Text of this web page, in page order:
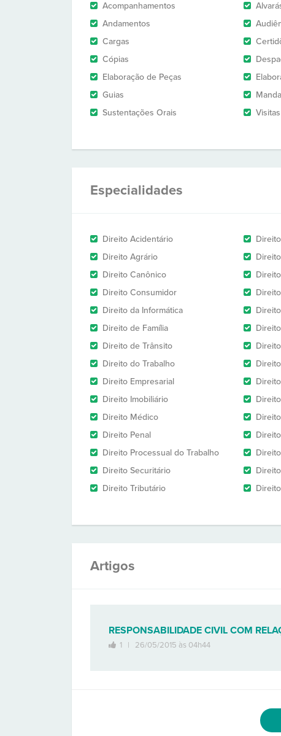
Acompanhamentos
Andamentos
Cargas
Cópias
Elaboração de Peças
Guias
Sustentações Orais
Especialidades
Direito Acidentário
Direito Agrário
Direito Canônico
Direito Consumidor
Direito da Informática
Direito de Família
Direito de Trânsito
Direito do Trabalho
Direito Empresarial
Direito Imobiliário
Direito Médico
Direito Penal
Direito Processual do Trabalho
Direito Securitário
Direito Tributário
Artigos
RESPONSABILIDADE CIVIL COM
1 | 26/05/2015 às 04h44